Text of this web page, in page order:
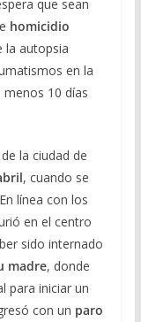
que sean
homicidio
la autopsia
en la
menos 10 días
la ciudad de
, cuando se
línea con los
en el centro
sido internado
madre, donde
para iniciar un
con un paro